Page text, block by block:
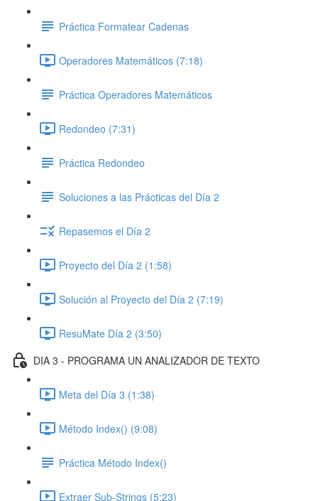
Práctica Formatear Cadenas
Operadores Matemáticos (7:18)
Práctica Operadores Matemáticos
Redondeo (7:31)
Práctica Redondeo
Soluciones a las Prácticas del Día 2
Repasemos el Día 2
Proyecto del Día 2 (1:58)
Solución al Proyecto del Día 2 (7:19)
ResuMate Día 2 (3:50)
DIA 3 - PROGRAMA UN ANALIZADOR DE TEXTO
Meta del Día 3 (1:38)
Método Index() (9:08)
Práctica Método Index()
Extraer Sub-Strings (5:23)